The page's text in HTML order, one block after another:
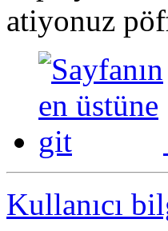
atiyonuz
Kullanıcı